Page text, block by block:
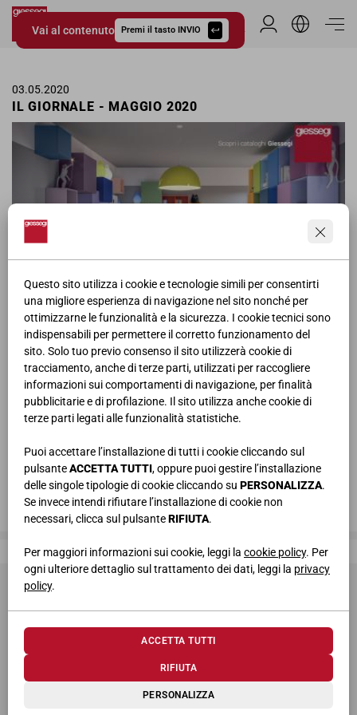
Questo sito utilizza i cookie e tecnologie simili per consentirti
una migliore esperienza di navigazione nel sito nonché per
ottimizzarne le funzionalità e la sicurezza. I cookie tecnici sono
indispensabili per permettere il corretto funzionamento del
sito. Solo tuo previo consenso il sito utilizzerà cookie di
tracciamento, anche di terze parti, utilizzati per raccogliere
informazioni sui comportamenti di navigazione, per finalità
pubblicitarie e di profilazione. Il sito utilizza anche cookie di
terze parti legati alle funzionalità statistiche.
Puoi accettare l’installazione di tutti i cookie cliccando sul
pulsanteACCETTA TUTTI, oppure puoi gestire l’installazione
delle singole tipologie di cookie cliccando su PERSONALIZZA.
Se invece intendi rifiutare l’installazione di cookie non
necessari, clicca sul pulsanteRIFIUTA.
Per maggiori informazioni sui cookie, leggi la cookie policy. Per
ogni ulteriore dettaglio sul trattamento dei dati, leggi la privacy
policy.
PERSONALIZZA
RIFIUTA
ACCETTA TUTTI
Vai al contenuto Premi il tasto INVIO
Giessegi.it
Area Riservata
03.05.2020
IL GIORNALE - MAGGIO 2020
Pagina pubblicitaria delle camerette Giessegi ne Il Giornale per il
mese di Maggio.
Giessegi, dove la qualità è di casa
© 2026 Giessegi Industria Mobili S.p.a. P.I. 00642760433
Via Bramante 39, 62010 Appignano MC (Italia)